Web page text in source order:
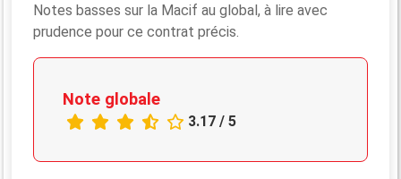
Notes basses sur la Macif au global, à lire avec
prudence pour ce contrat précis.
Note globale
3.17 / 5